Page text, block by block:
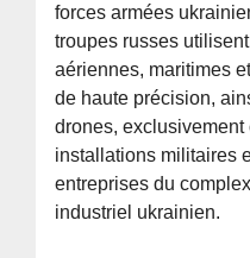
forces armées
troupes russes
aériennes, maritimes
de haute précision,
drones, exclusivement
installations militaires
entreprises du
industriel ukrainien.